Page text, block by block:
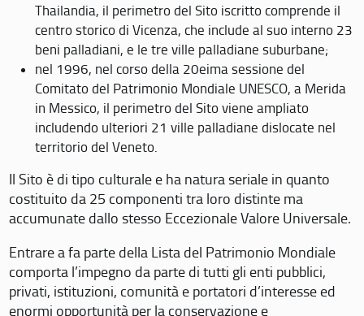
Thailandia, il perimetro del Sito iscritto comprende il
centro storico di Vicenza, che include al suo interno 23
beni palladiani, e le tre ville palladiane suburbane;
nel 1996, nel corso della 20eima sessione del
Comitato del Patrimonio Mondiale UNESCO, a Merida
in Messico, il perimetro del Sito viene ampliato
includendo ulteriori 21 ville palladiane dislocate nel
territorio del Veneto.
Il Sito è di tipo culturale e ha natura seriale in quanto
costituito da 25 componenti tra loro distinte ma
accumunate dallo stesso Eccezionale Valore Universale.
Entrare a fa parte della Lista del Patrimonio Mondiale
comporta l’impegno da parte di tutti gli enti pubblici,
privati, istituzioni, comunità e portatori d’interesse ed
enormi opportunità per la conservazione e